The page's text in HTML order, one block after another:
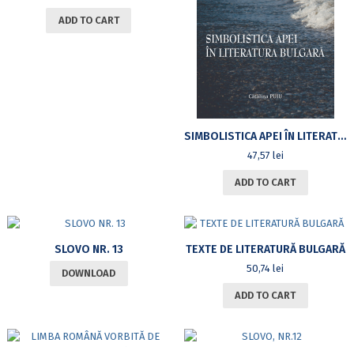
ADD TO CART
SIMBOLISTICA APEI ÎN LITERATURA BULGARĂ
47,57 lei
ADD TO CART
SLOVO NR. 13
DOWNLOAD
TEXTE DE LITERATURĂ BULGARĂ
50,74lei
ADD TO CART